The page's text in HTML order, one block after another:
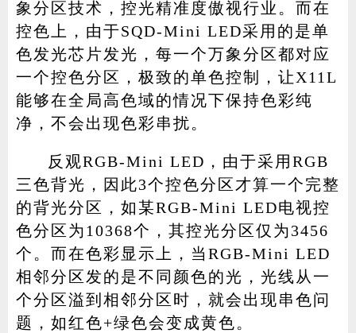
象分区技术，控光精准度傲视行业。而在
控色上，由于SQD-Mini LED采用的是单
色发光芯片发光，每一个万象分区都对应
一个控色分区，极致的单色控制，让X11L
能够在全局高色域的情况下保持色彩纯
净，不会出现色彩串扰。
反观RGB-Mini LED，由于采用RGB
三色背光，因此3个控色分区才算一个完整
的背光分区，如某RGB-Mini LED电视控
色分区为10368个，其控光分区仅为3456
个。而在色彩显示上，当RGB-Mini LED
相邻分区发的是不同颜色的光，光线从一
个分区溢到相邻分区时，就会出现串色问
题，如红色+绿色会变成黄色。